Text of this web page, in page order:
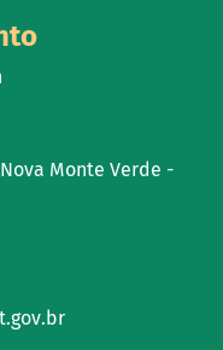
Monte Verde -